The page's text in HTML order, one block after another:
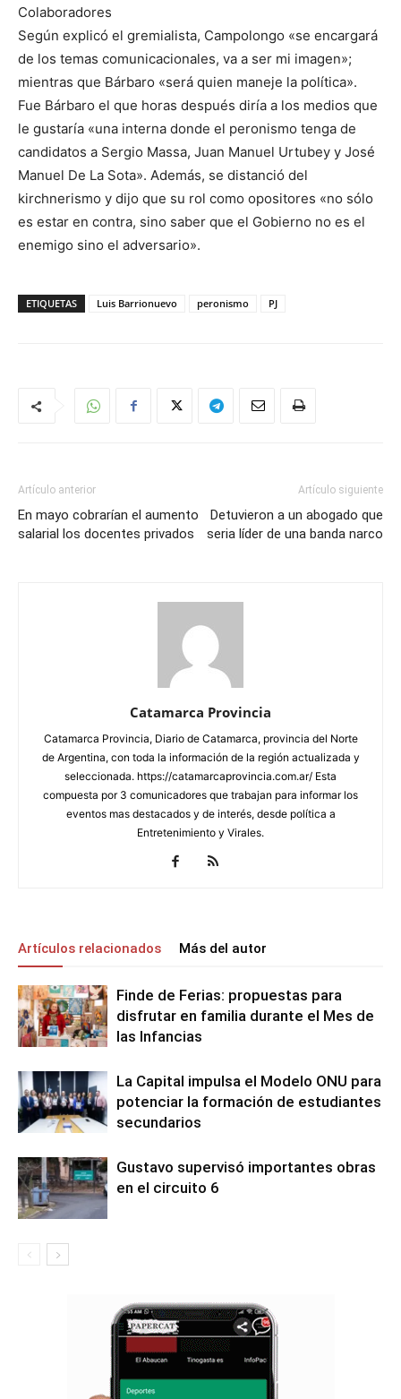
Colaboradores
Según explicó el gremialista, Campolongo «se encargará
de los temas comunicacionales, va a ser mi imagen»;
mientras que Bárbaro «será quien maneje la política».
Fue Bárbaro el que horas después diría a los medios que
le gustaría «una interna donde el peronismo tenga de
candidatos a Sergio Massa, Juan Manuel Urtubey y José
Manuel De La Sota». Además, se distanció del
kirchnerismo y dijo que su rol como opositores «no sólo
es estar en contra, sino saber que el Gobierno no es el
enemigo sino el adversario».
ETIQUETAS Luis Barrionuevo peronismo PJ
Artículo anterior
En mayo cobrarían el aumento
salarial los docentes privados
Artículo siguiente
Detuvieron a un abogado que
seria líder de una banda narco
Catamarca Provincia
Catamarca Provincia, Diario de Catamarca, provincia del Norte
de Argentina, con toda la información de la región actualizada y
seleccionada. https://catamarcaprovincia.com.ar/ Esta
compuesta por 3 comunicadores que trabajan para informar los
eventos mas destacados y de interés, desde política a
Entretenimiento y Virales.
Artículos relacionados Más del autor
Finde de Ferias: propuestas para
disfrutar en familia durante el Mes de
las Infancias
La Capital impulsa el Modelo ONU para
potenciar la formación de estudiantes
secundarios
Gustavo supervisó importantes obras
en el circuito 6